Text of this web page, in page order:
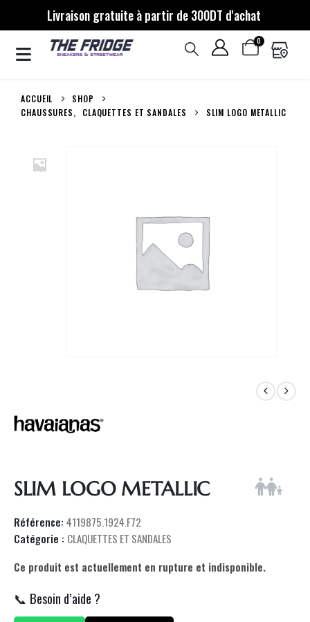
Livraison gratuite à partir de 300DT d'achat
0
ACCUEIL
SHOP
CHAUSSURES, CLAQUETTES ET SANDALES SLIM LOGO METALLIC
SLIM LOGO METALLIC
Référence: 4119875.1924.F72
Catégorie : CLAQUETTES ET SANDALES
Ce produit est actuellement en rupture et indisponible.
📞 Besoin d’aide ?